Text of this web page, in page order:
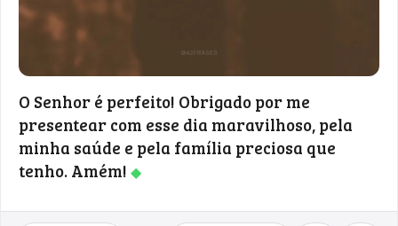
O Senhor é perfeito! Obrigado por me
presentear com esse dia maravilhoso, pela
minha saúde e pela família preciosa que
tenho. Amém! ◆